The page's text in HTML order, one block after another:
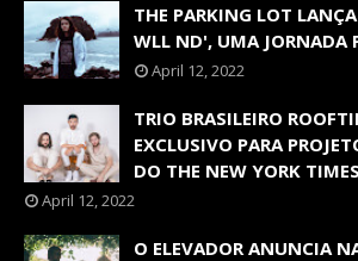
THE PARKING LOT
WLL ND', UMA JORNADA
April 12, 2022
TRIO BRASILEIRO
EXCLUSIVO PARA
DO THE NEW YORK TIMES
April 12, 2022
O ELEVADOR ANUNCIA